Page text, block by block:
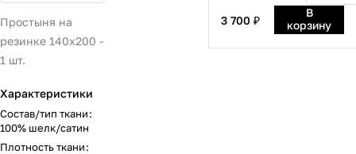
Простыня на
резинке 140х200 -
1 шт.
Характеристики
Состав/тип ткани:
100% шелк/сатин
Плотность ткани:
3 700 ₽
В
корзину